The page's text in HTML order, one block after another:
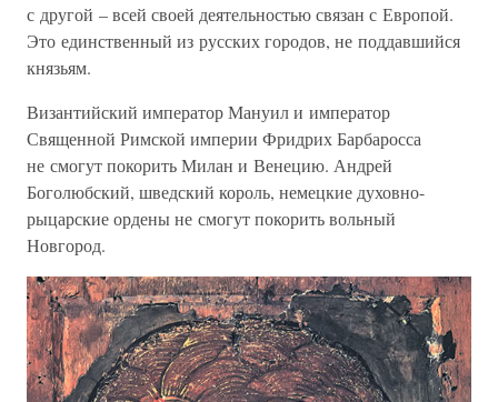
с другой – всей своей деятельностью связан с Европой.
Это единственный из русских городов, не поддавшийся
князьям.
Византийский император Мануил и император
Священной Римской империи Фридрих Барбаросса
не смогут покорить Милан и Венецию. Андрей
Боголюбский, шведский король, немецкие духовно-
рыцарские ордены не смогут покорить вольный
Новгород.